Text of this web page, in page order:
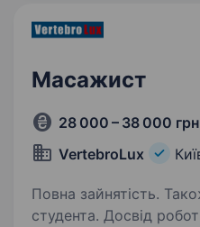
Масажист
28 000 – 38 000 грн
VertebroLux
Повна зайнятість.
студента. Досвід